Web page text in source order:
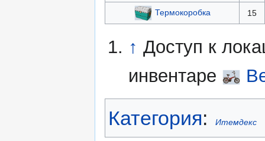
Термокоробка 15
↑ Доступ к
инвентаре
Категория: Итемдекс